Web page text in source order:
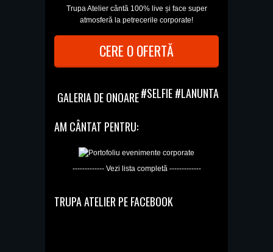
Trupa Atelier cântă 100% live și face super
atmosferă la petrecerile corporate!
CERE O OFERTĂ
GALERIA DE ONOARE#SELFIE #LANUNTA
AM CÂNTAT PENTRU:
------------- Vezi lista completă -------------
TRUPA ATELIER PE FACEBOOK